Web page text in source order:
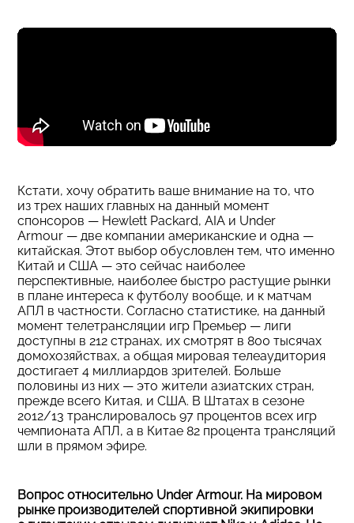
Кстати, хочу обратить ваше внимание на то, что
из трех наших главных на данный момент
спонсоров — Hewlett Packard, AIA и Under
Armour — две компании американские и одна —
китайская. Этот выбор обусловлен тем, что именно
Китай и США — это сейчас наиболее
перспективные, наиболее быстро растущие рынки
в плане интереса к футболу вообще, и к матчам
АПЛ в частности. Согласно статистике, на данный
момент телетрансляции игр Премьер — лиги
доступны в 212 странах, их смотрят в 800 тысячах
домохозяйствах, а общая мировая телеаудитория
достигает 4 миллиардов зрителей. Больше
половины из них — это жители азиатских стран,
прежде всего Китая, и США. В Штатах в сезоне
2012/13 транслировалось 97 процентов всех игр
чемпионата АПЛ, а в Китае 82 процента трансляций
шли в прямом эфире.
Вопрос относительно Under Armour. На мировом
рынке производителей спортивной экипировки